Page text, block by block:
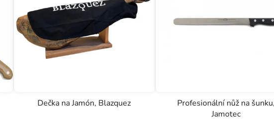
Dečka na Jamón, Blazquez
Profesionální nůž na šunku,
Jamotec